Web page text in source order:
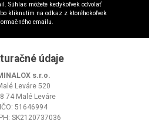
Súhlas môžete kedykoľvek odvolať
kliknutím na odkaz z ktoréhokoľvek
emailu.
údaje
s.r.o.
Leváre 520
74 Malé Leváre
IČO: 51646994
SK2120737036